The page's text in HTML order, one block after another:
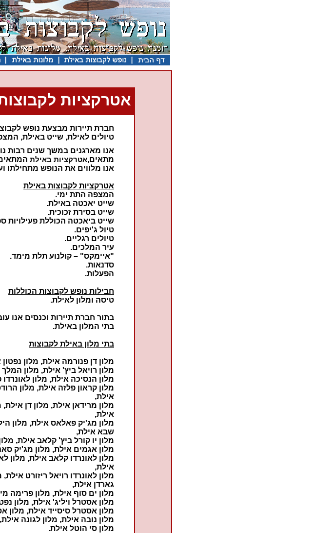
אטרקציות
חברת תיירות מבצעת נופש
טיולים לאילת, שייט באילת,
אנו מארגנים במשך שנים רבות
מתאים,אטרקציות באילת
אנו מלווים את הנופש מתחילתו
אטרקציות לקבוצות באילת
המצפה התת ימי.
שייט יאכטה באילת.
שייט בסירת זכוכית.
שייט ביאכטה הכוללת פעילויות
טיול ג'יפים.
טיולים רגליים.
עיר המלכים.
"איימקס" – קולנוע תלת מימד.
סדנאות.
הפעלות.
חבילות נופש לקבוצות הכוללות
טיסה ומלון לאילת.
בתור חברת תיירות וכנסים אנו
בתי המלון באילת.
בתי מלון באילת לקבוצות
מלון דן פנורמה אילת, מלון נפטון
מלון רויאל ביץ' אילת, מלון
מלון הנסיכה אילת, מלון
מלון קראון פלזה אילת, מלון
אילת,
מלון מרידאן אילת, מלון דן אילת,
אילת,
מלון מג'יק פאלאס אילת, מלון
שבא אילת,
מלון יו קורל ביץ' קלאב אילת,
מלון אגמים אילת, מלון מג'יק
מלון לאונרדו קלאב אילת, מלון
אילת,
מלון לאונרדו רויאל ריזורט אילת,
גארדן אילת,
מלון ים סוף אילת, מלון פרימה
מלון אסטרל ויליג' אילת, מלון
מלון אסטרל סיסייד אילת, מלון
מלון נובה אילת, מלון לגונה
מלון סי הוטל אילת.